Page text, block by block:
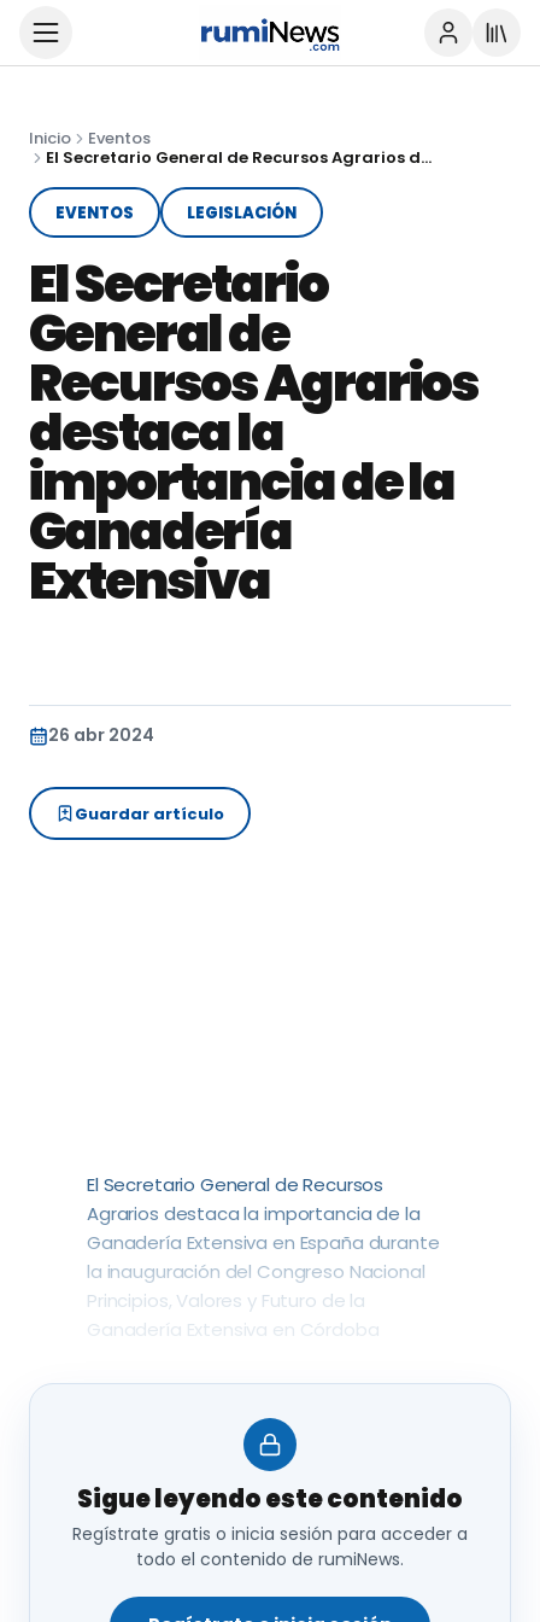
Inicio
Eventos
El Secretario General de Recursos Agrarios destaca la importancia de la Ganadería Extensiva
EVENTOS LEGISLACIÓN
El Secretario
General de
Recursos Agrarios
destaca la
importancia de la
Ganadería
Extensiva
26 abr 2024
Guardar artículo
El Secretario General de Recursos
Agrarios destaca la importancia de la
Ganadería Extensiva en España durante
la inauguración del Congreso Nacional
Principios, Valores y Futuro de la
Ganadería Extensiva en Córdoba
El Ministerio de Agricultura, Pesca y
Alimentación organizará el Foro de
Sigue leyendo este contenido
Regístrate gratis o inicia sesión para acceder a
todo el contenido de rumiNews.